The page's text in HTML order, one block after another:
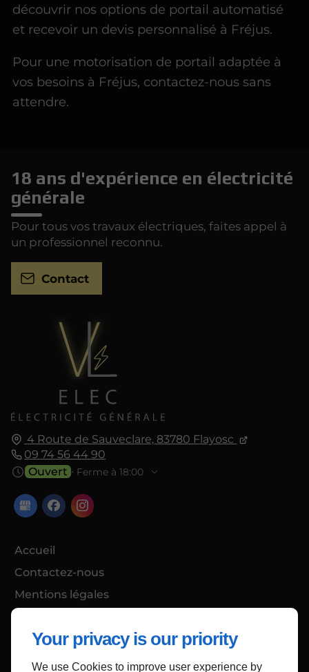
Your privacy is our priority
We use Cookies to improve user experience by
découvrir nos options de portail automatisé
et recevoir un devis personnalisé à Fréjus.
Pour une motorisation de portail adaptée à
vos besoins à Fréjus, contactez-nous sans
attendre.
4 Route de Sauveclare, 83780 Flayosc
09 74 56 44 90
Ouvert ⋅ Ferme à 18:00
Accueil
Contactez-nous
Mentions légales
18 ans d'expérience en électricité
générale
Pour tous vos travaux électriques, faites appel à
un professionnel reconnu.
Contact